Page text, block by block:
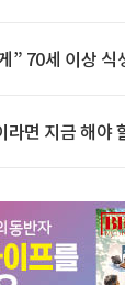
” 70세 이상 식
면 지금 해야